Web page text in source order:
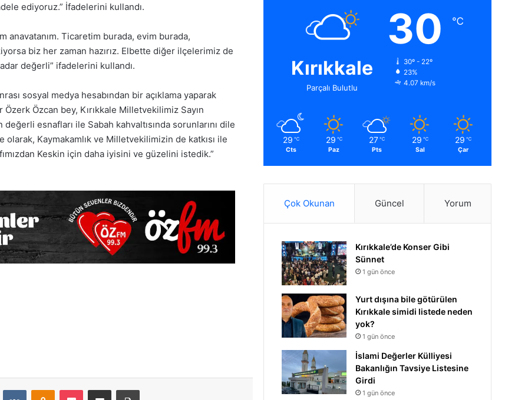
ediyoruz.” İfadelerini kullandı.
anavatanım. Ticaretim burada, evim burada,
biz her zaman hazırız. Elbette diğer ilçelerimiz de
değerli” ifadelerini kullandı.
sosyal medya hesabından bir açıklama yaparak
Özerk Özcan bey, Kırıkkale Milletvekilimiz Sayın
esnafları ile Sabah kahvaltısında sorunlarını dile
Kaymakamlık ve Milletvekilimizin de katkısı ile
Keskin için daha iyisini ve güzelini istedik.”
Kırıkkale
Parçalı Bulutlu
30 ℃
30º - 22º
23%
4.07 km/s
29 ℃
Cts
29 ℃
Paz
27 ℃
Pts
29 ℃
Sal
29 ℃
Çar
Çok Okunan Güncel Yorum
Kırıkkale’de Konser Gibi
Sünnet
1 gün önce
Yurt dışına bile götürülen
Kırıkkale simidi listede neden
yok?
1 gün önce
İslami Değerler Külliyesi
Bakanlığın Tavsiye Listesine
Girdi
1 gün önce